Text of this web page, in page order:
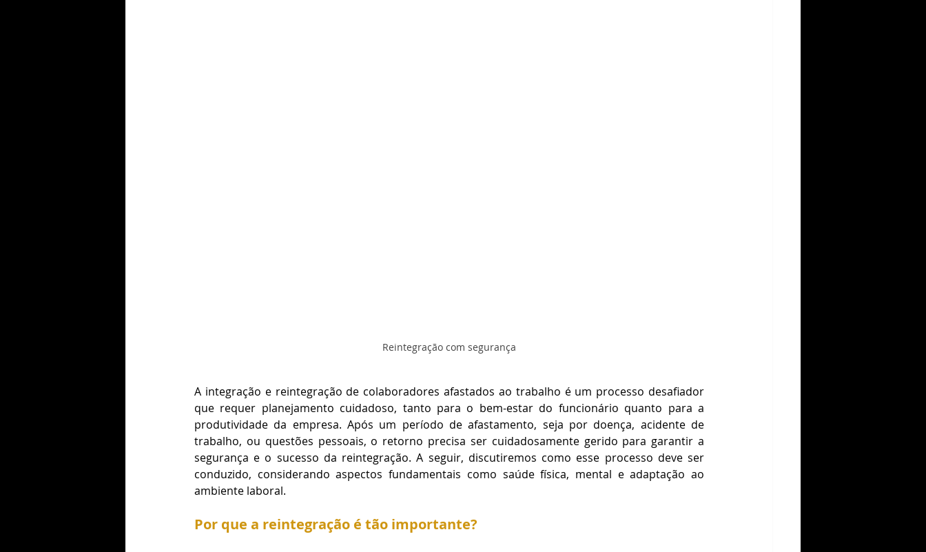
Reintegração com segurança
A integração e reintegração de colaboradores afastados ao trabalho é um processo desafiador
que requer planejamento cuidadoso, tanto para o bem-estar do funcionário quanto para a
produtividade da empresa. Após um período de afastamento, seja por doença, acidente de
trabalho, ou questões pessoais, o retorno precisa ser cuidadosamente gerido para garantir a
segurança e o sucesso da reintegração. A seguir, discutiremos como esse processo deve ser
conduzido, considerando aspectos fundamentais como saúde física, mental e adaptação ao
ambiente laboral.
Por que a reintegração é tão importante?